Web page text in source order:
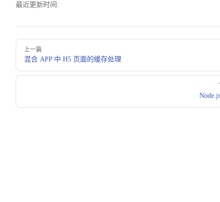
最近更新时间:
Pager
上一篇
混合 APP 中 H5 页面的缓存处理